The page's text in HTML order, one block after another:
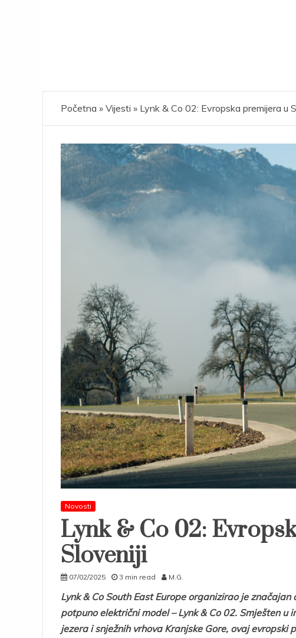
Početna » Vijesti » Lynk & Co 02: Evropska premijera u
Novosti
Lynk & Co 02:
Sloveniji
07/02/2025 3 min read M.G.
Lynk & Co South East Europe organizirao je
potpuno električni model – Lynk & Co 02. Smješten
jezera i snježnih vrhova Kranjske Gore, ovaj